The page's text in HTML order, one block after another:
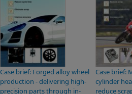
Case brief: Forged alloy wheel
production - delivering high-
precision parts through in-
Case brief:
cylinder
reduce